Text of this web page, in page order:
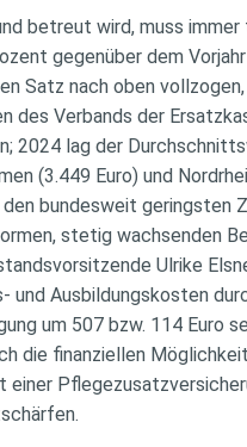
betreut wird, muss
gegenüber dem
Satz nach oben
des Verbands der
2024 lag der
(3.449 Euro) und
bundesweit geringsten
stetig wachsenden
Ulrike
und Ausbildungskosten
um 507 bzw. 114 Euro
die finanziellen